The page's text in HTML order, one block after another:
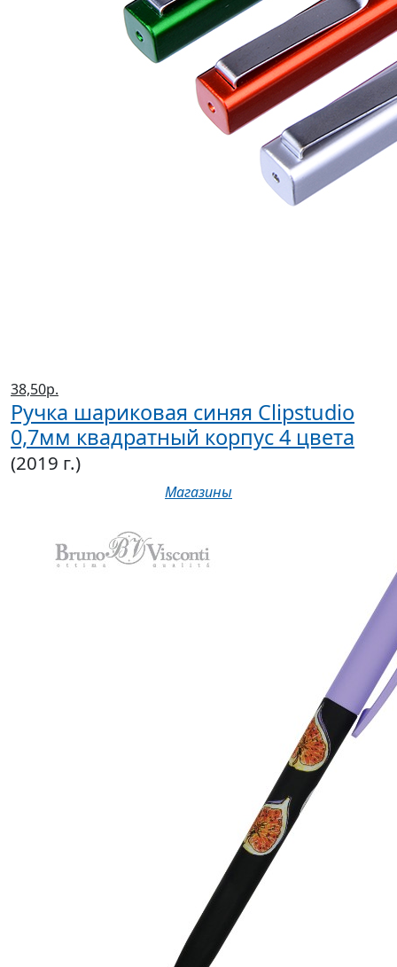
38,50р.
Ручка шариковая синяя Clipstudio
0,7мм квадратный корпус 4 цвета
(2019 г.)
Магазины